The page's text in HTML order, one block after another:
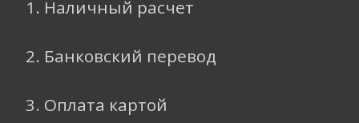
1. Наличный расчет
2. Банковский перевод
3. Оплата картой